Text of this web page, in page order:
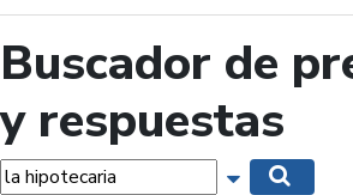
Buscador de
y respuestas
Mostrar